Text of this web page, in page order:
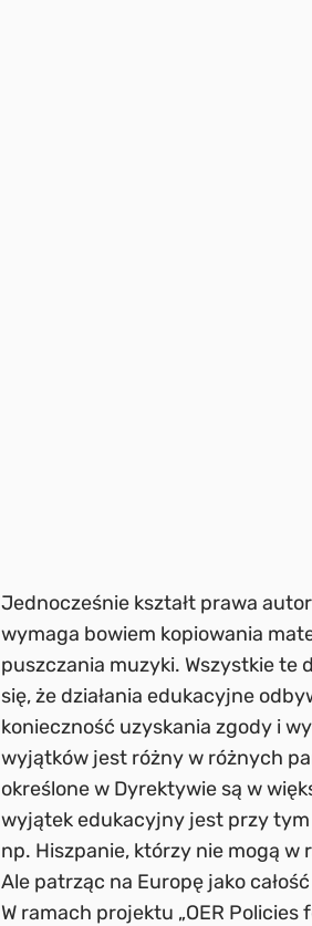
Jednocześnie kształt prawa
wymaga bowiem kopiowania
puszczania muzyki. Wszystkie te
się, że działania edukacyjne
konieczność uzyskania zgody i
wyjątków jest różny w różnych
określone w Dyrektywie są w
wyjątek edukacyjny jest przy
np. Hiszpanie, którzy nie mogą w
Ale patrząc na Europę jako
W ramach projektu „OER